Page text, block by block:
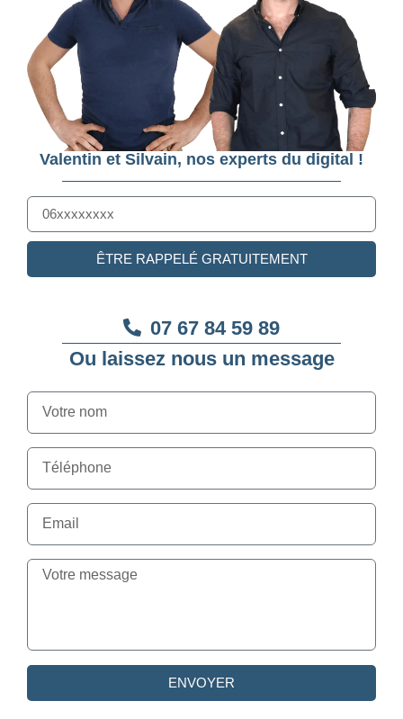
Valentin et Silvain, nos experts du digital !
ÊTRE RAPPELÉ GRATUITEMENT
07 67 84 59 89
Ou laissez nous un message
ENVOYER